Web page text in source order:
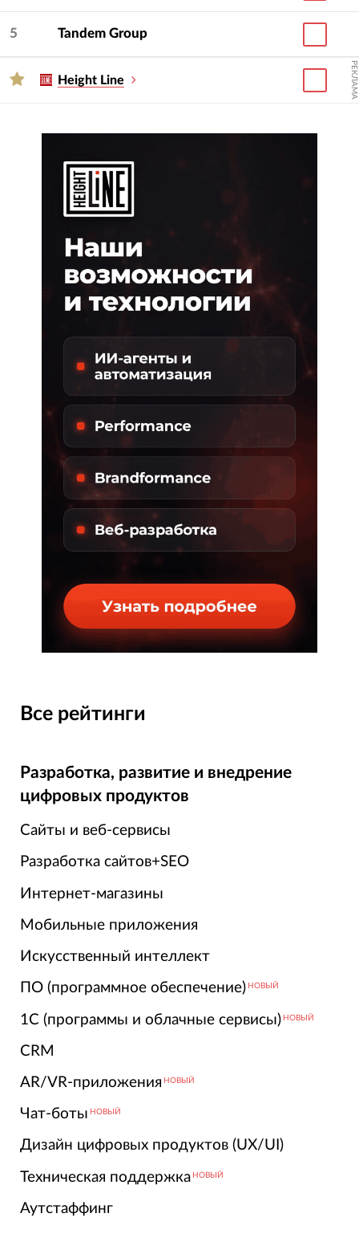
5 Tandem Group
Height Line РЕКЛАМА
Все рейтинги
Разработка, развитие и внедрение
цифровых продуктов
Сайты и веб-сервисы
Разработка сайтов+SEO
Интернет-магазины
Мобильные приложения
Искусственный интеллект
ПО (программное обеспечение) НОВЫЙ
1С (программы и облачные сервисы) НОВЫЙ
CRM
AR/VR-приложения НОВЫЙ
Чат-боты НОВЫЙ
Дизайн цифровых продуктов (UX/UI)
Техническая поддержка НОВЫЙ
Аутстаффинг